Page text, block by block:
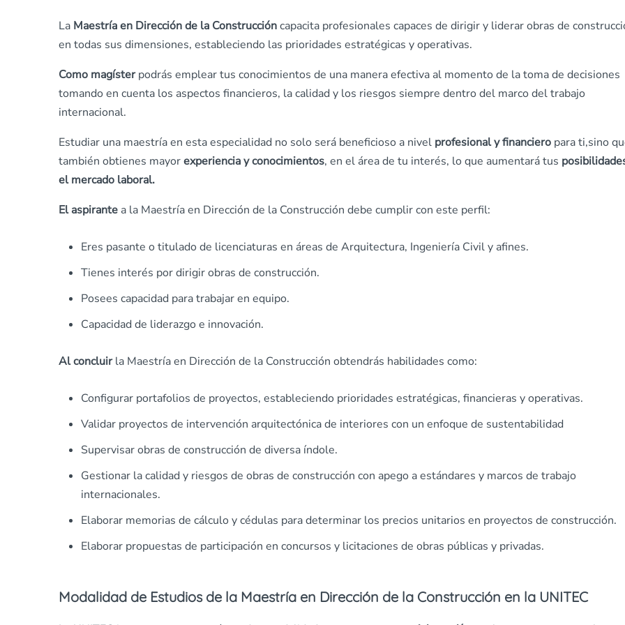
La Maestría en Direcciónde la Construccióncapacita profesionales capaces de dirigir y liderar obras de
en todas sus dimensiones, estableciendo las prioridades estratégicas y operativas.
Como magísterpodrás emplear tus conocimientos de una manera efectiva al momento de la toma de decisiones
tomando en cuenta los aspectos financieros, la calidad y los riesgos siempre dentro del marco del trabajo
internacional.
Estudiar una maestría en esta especialidad no solo será beneficioso a nivel profesional y financiero para ti,sino
también obtienes mayorexperiencia y conocimientos, en el área de tu interés, lo que aumentará tus
el mercado laboral.
El aspirante a la Maestría en Dirección de la Construcción debe cumplir con este perfil:
Eres pasante o titulado de licenciaturas en áreas de Arquitectura, Ingeniería Civil y afines.
Tienes interés por dirigir obras de construcción.
Posees capacidad para trabajar en equipo.
Capacidad de liderazgo e innovación.
Al concluirla Maestría en Dirección de la Construcción obtendrás habilidades como:
Configurar portafolios de proyectos, estableciendo prioridades estratégicas, financieras y operativas.
Validar proyectos de intervención arquitectónica de interiores con un enfoque de sustentabilidad
Supervisar obras de construcción de diversa índole.
Gestionar la calidad y riesgos de obras de construcción con apego a estándares y marcos de trabajo
internacionales.
Elaborar memorias de cálculo y cédulas para determinar los precios unitarios en proyectos de construcción.
Elaborar propuestas de participación en concursos y licitaciones de obras públicas y privadas.
Modalidad de Estudios de la Maestría en Dirección de la Construcción en la UNITEC